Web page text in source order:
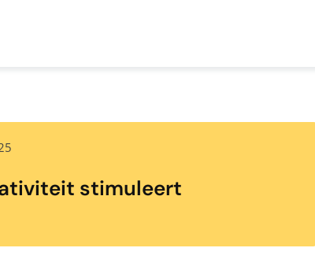
stimuleert